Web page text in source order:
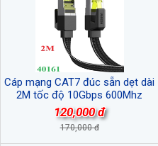
Cáp mạng CAT7 đúc sẵn dẹt dài
2M tốc độ 10Gbps 600Mhz
30AWG U/FTP Ugreen 40161 cao
cấp (bện Nylon)
120,000 đ
170,000 đ